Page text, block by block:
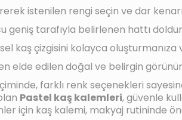
istenilen rengi seçin ve dar
geniş tarafıyla belirlenen hattı
kaş çizgisini kolayca
elde edilen doğal ve belirgin
farklı renk seçenekleri
Pastel kaş kalemleri, güvenle
için kaş kalemi, makyaj rutininde